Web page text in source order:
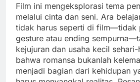
Film ini mengeksplorasi tema
melalui cinta dan seni. Ara
tidak harus seperti di film—tidak
gesture atau ending
kejujuran dan usaha kecil
bahwa romansa bukanlah
menjadi bagian dari kehidupan